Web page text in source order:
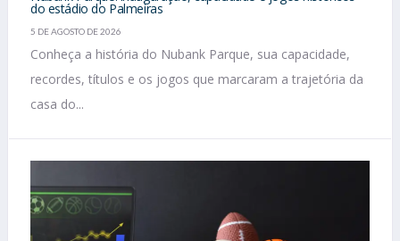
do estádio do Palmeiras
5 DE AGOSTO DE 2026
Conheça a história do Nubank Parque, sua capacidade,
recordes, títulos e os jogos que marcaram a trajetória da
casa do...